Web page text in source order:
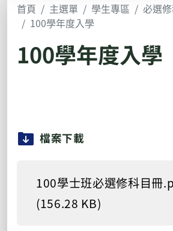
首頁 主選單 學生專區
必選
100學年度入學
100學年度入學
檔案下載
100學士班必選修科目冊
(156.28 KB)